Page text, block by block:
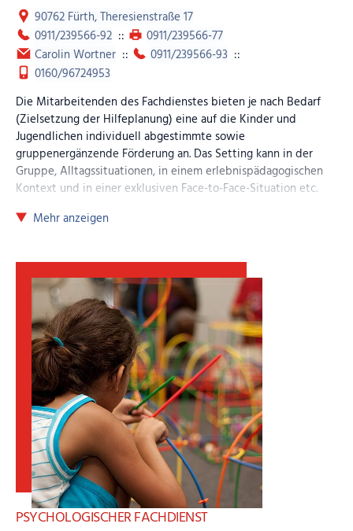
90762 Fürth, Theresienstraße 17
0911/239566-92::
0911/239566-77
Carolin Wortner:: 0911/239566-93::
0160/96724953
Die Mitarbeitenden des Fachdienstes bieten je nach Bedarf
(Zielsetzung der Hilfeplanung) eine auf die Kinder und
Jugendlichen individuell abgestimmte sowie
gruppenergänzende Förderung an. Das Setting kann in der
Gruppe, Alltagssituationen, in einem erlebnispädagogischen
Kontext und in einer exklusiven Face-to-Face-Situation etc.
Die Fachdienst-Mitarbeitenden arbeiten eng mit den
pädagogischen Fachkräftender Gruppen zusammen. Sie
beraten und unterstützen die Teams, sowie einzelne
Mitarbeitende in Alltags- und auch Krisensituationen. Der
Fachdienst ist vom Beginn bis zum Ende einer Maßnahme für
den Bereich der sozialpädagogischen, heilpädagogischen
oder psychologischenDiagnostikund der Feststellung der
Ressourcen und desFörderbedarfszuständig. Die
Mitarbeitenden unterstützen die pädagogischen Fachkräfte
beim Erstellen des Entwicklungsberichts. DieArbeit
vor allem Einzel- und Gruppenangebotesowie Trainings und
andere Aktivitäten.
Mit denEltern und Familien arbeitet der Fachdienst in Form
vonElterngesprächen , Elternberatung und
zusammen. Es wird versucht, das Hilfenetz (zusätzl.
Mehr anzeigen
PSYCHOLOGISCHER FACHDIENST